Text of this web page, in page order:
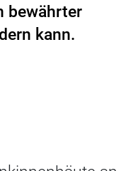
bewährter
kann.